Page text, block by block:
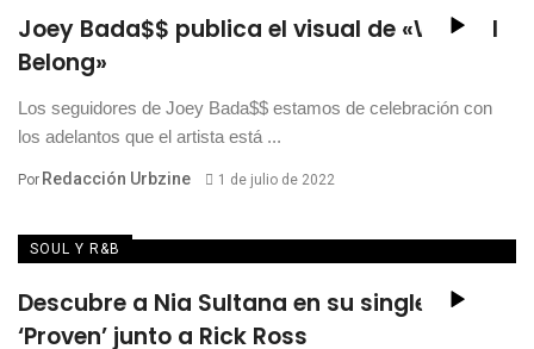
Joey Bada$$ publica el visual de «Where I
Belong»
Los seguidores de Joey Bada$$ estamos de celebración con
los adelantos que el artista está ...
Por Redacción Urbzine 1 de julio de 2022
SOUL Y R&B
Descubre a Nia Sultana en su single
‘Proven’ junto a Rick Ross